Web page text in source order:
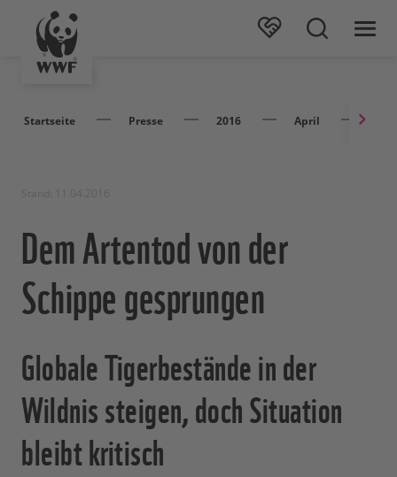
Startseite Presse 2016 April
Dem Artentod von der
Schippe gesprungen
Globale Tigerbestände in der
Wildnis steigen, doch Situation
bleibt kritisch